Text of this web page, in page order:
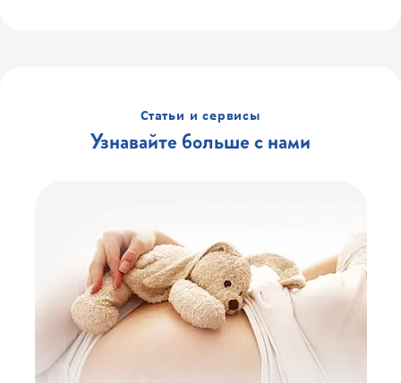
Статьи и сервисы
Узнавайте больше с нами